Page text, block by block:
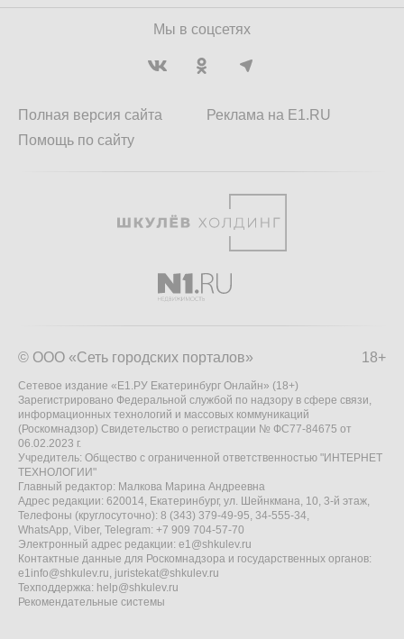
Мы в соцсетях
Полная версия сайта
Помощь по сайту
Реклама на E1.RU
18+
© ООО «Сеть городских порталов»
Сетевое издание «Е1.РУ Екатеринбург Онлайн» (18+)
Зарегистрировано Федеральной службой по надзору в сфере связи,
информационных технологий и массовых коммуникаций
(Роскомнадзор) Свидетельство о регистрации № ФС77-84675 от
06.02.2023 г.
Учредитель: Общество с ограниченной ответственностью "ИНТЕРНЕТ
ТЕХНОЛОГИИ"
Главный редактор: Малкова Марина Андреевна
Адрес редакции: 620014, Екатеринбург, ул. Шейнкмана, 10, 3-й этаж,
Телефоны (круглосуточно): 8 (343) 379-49-95, 34-555-34,
WhatsApp, Viber, Telegram: +7 909 704-57-70
Электронный адрес редакции: e1@shkulev.ru
Контактные данные для Роскомнадзора и государственных органов:
e1info@shkulev.ru, juristekat@shkulev.ru
Техподдержка: help@shkulev.ru
Рекомендательные системы